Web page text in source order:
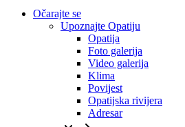
Očarajte se
Upoznajte Opatiju
Opatija
Foto galerija
Video galerija
Klima
Povijest
Opatijska rivijera
Adresar